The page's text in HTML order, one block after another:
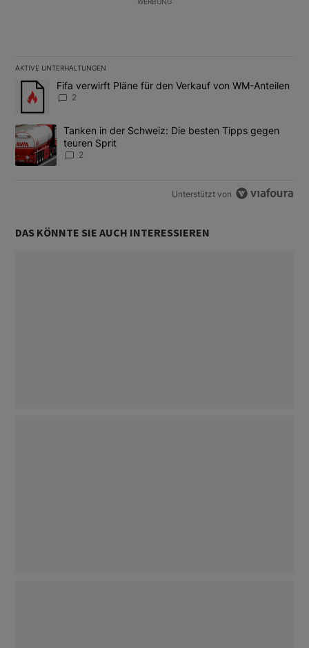
WERBUNG
AKTIVE UNTERHALTUNGEN
Das Folgende ist eine Liste der am meisten kommentierten
Ein Trendartikel mit dem Titel "Fifa verwirft Pläne für den
Fifa verwirft Pläne für den Verkauf von WM-Anteilen
2
Ein Trendartikel mit dem Titel "Tanken in der Schweiz: Die
Tanken in der Schweiz: Die besten Tipps gegen
teuren Sprit
2
Unterstützt von
DAS KÖNNTE SIE AUCH INTERESSIEREN